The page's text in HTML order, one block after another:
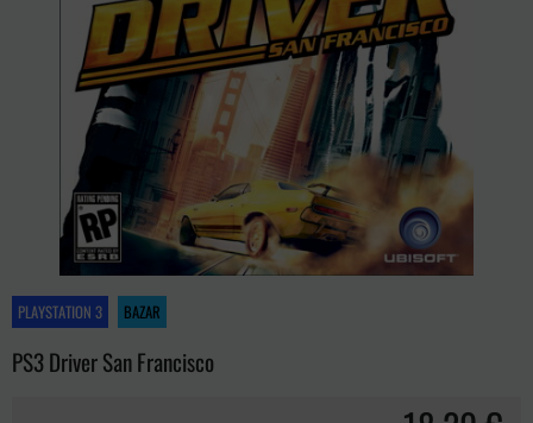
PLAYSTATION 3 BAZAR
PS3 Driver San Francisco